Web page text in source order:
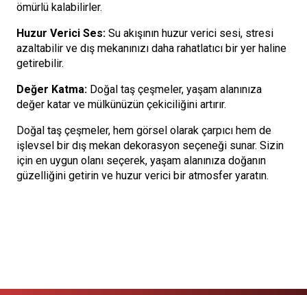
ömürlü kalabilirler.
Huzur Verici Ses: Su akışının huzur verici sesi, stresi
azaltabilir ve dış mekanınızı daha rahatlatıcı bir yer haline
getirebilir.
Değer Katma: Doğal taş çeşmeler, yaşam alanınıza
değer katar ve mülkünüzün çekiciliğini artırır.
Doğal taş çeşmeler, hem görsel olarak çarpıcı hem de
işlevsel bir dış mekan dekorasyon seçeneği sunar. Sizin
için en uygun olanı seçerek, yaşam alanınıza doğanın
güzelliğini getirin ve huzur verici bir atmosfer yaratın.